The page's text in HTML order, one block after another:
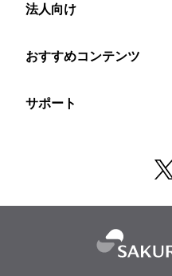
法人向け
おすすめコンテンツ
サポート